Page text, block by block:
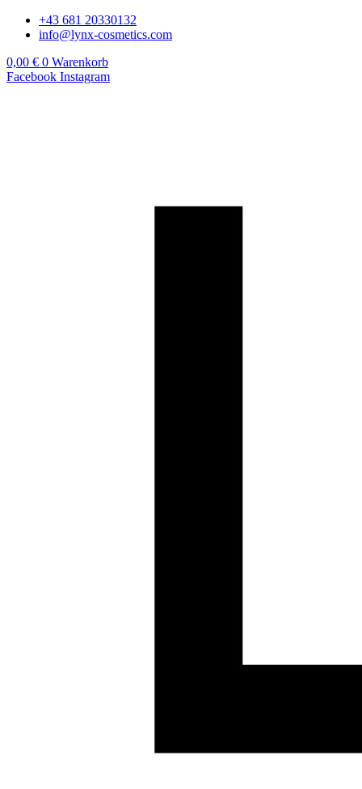
Zum
Inhalt
+43 681 20330132
info@lynx-cosmetics.com
0,00 € 0 Warenkorb
Facebook Instagram